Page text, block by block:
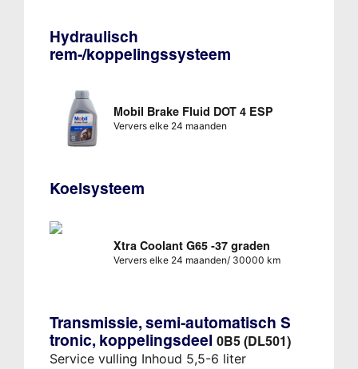
Hydraulisch
rem-/koppelingssysteem
Mobil Brake Fluid DOT 4 ESP
Ververs elke 24 maanden
Koelsysteem
Xtra Coolant G65 -37 graden
Ververs elke 24 maanden/ 30000 km
Transmissie, semi-automatisch S
tronic, koppelingsdeel 0B5 (DL501)
Service vulling Inhoud 5,5-6 liter